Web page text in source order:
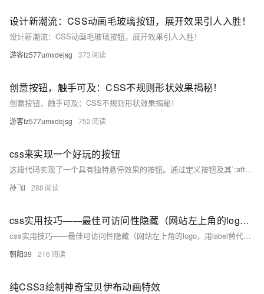
设计新潮流：CSS动画毛玻璃按钮，展开效果引人入胜！
设计新潮流：CSS动画毛玻璃按钮，展开效果引人入胜！
游客fz577umxdejsg 373
创意按钮，触手可及：CSS不规则形状效果揭秘！
创意按钮，触手可及：CSS不规则形状效果揭秘！
游客fz577umxdejsg 752
css来实现一个好玩的按钮
这段代码实现了一个具有独特悬停效果的按钮。通过定义按钮及其`:after`伪元素，并设置初始状态下的透明度和尺寸，当鼠标悬停在按钮上时，背景色平滑过渡至另一种颜色，产生视觉上的动态扩展效果。为避免覆盖文字，特地调整了伪元素的层级，确保交互过程中文字始终可见。整体效果流畅自然，增强了用户界面的互动性与美观度。
孙飞i 288
css实用技巧——最佳可访问性隐藏（网站左上角的logo，用label替代表单提交按钮）
css实用技巧——最佳可访问性隐藏（网站左上角的logo，用label替代表单提交按钮）
朝阳39 216
纯CSS3绘制神奇宝贝伊布动画特效